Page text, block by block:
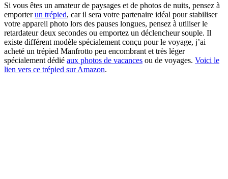
Si vous êtes un amateur de paysages et de photos de nuits, pensez à
emporterun trépied, car il sera votre partenaire idéal pour stabiliser
votre appareil photo lors des pauses longues, pensez à utiliser le
retardateur deux secondes ou emportez un déclencheur souple. Il
existe différent modèle spécialement conçu pour le voyage, j’ai
acheté un trépied Manfrotto peu encombrant et très léger
spécialement dédié aux photos de vacances ou de voyages. Voici le
lien vers ce trépied sur Amazon.